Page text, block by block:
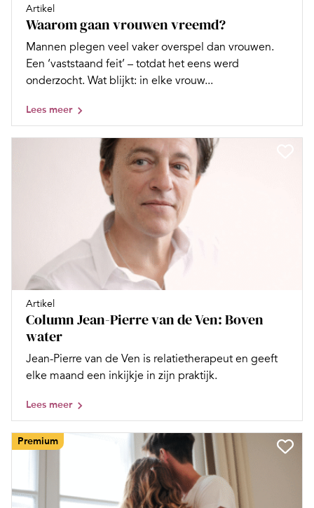
Artikel
Waarom gaan vrouwen vreemd?
Mannen plegen veel vaker overspel dan vrouwen.
Een ‘vaststaand feit’ – totdat het eens werd
onderzocht. Wat blijkt: in elke vrouw...
Lees meer
Artikel
Column Jean-Pierre van de Ven: Boven
water
Jean-Pierre van de Ven is relatietherapeut en geeft
elke maand een inkijkje in zijn praktijk.
Lees meer
Premium